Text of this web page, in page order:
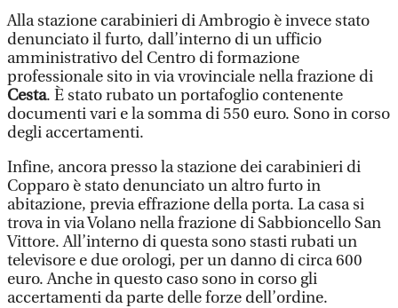
Alla stazione carabinieri di Ambrogio è invece stato
denunciato il furto, dall’interno di un ufficio
amministrativo del Centro di formazione
professionale sito in via vrovinciale nella frazione di
Cesta. È stato rubato un portafoglio contenente
documenti vari e la somma di 550 euro. Sono in corso
degli accertamenti.
Infine, ancora presso la stazione dei carabinieri di
Copparo è stato denunciato un altro furto in
abitazione, previa effrazione della porta. La casa si
trova in via Volano nella frazione di Sabbioncello San
Vittore. All’interno di questa sono stasti rubati un
televisore e due orologi, per un danno di circa 600
euro. Anche in questo caso sono in corso gli
accertamenti da parte delle forze dell’ordine.